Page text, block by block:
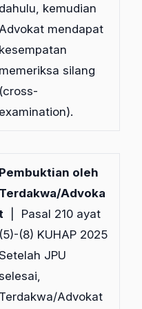
dahulu, kemudian
Advokat mendapat
kesempatan
memeriksa silang
(cross-
examination).
Pembuktian oleh
Terdakwa/Advoka
| Pasal 210 ayat
(5)-(8) KUHAP 2025
Setelah JPU
selesai,
Terdakwa/Advokat